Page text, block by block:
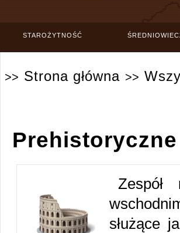
STAROŻYTNOŚĆ
>> Strona główna >>
służące